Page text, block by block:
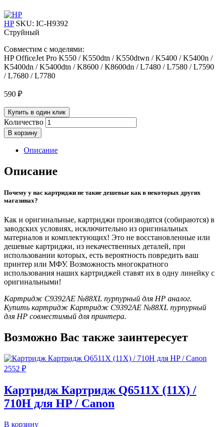
HP SKU: IC-H9392
Струйный
Совместим с моделями:
HP OfficeJet Pro K550 / K550dtn / K550dtwn / K5400 / K5400n /
K5400dn / K5400dtn / K8600 / K8600dn / L7480 / L7580 / L7590
/ L7680 / L7780
590 ₽
Купить в один клик
Количество
В корзину
Описание
Описание
Почему у нас картриджи не такие дешевые как в некоторых других
магазинах?
Как и оригинальные, картриджи производятся (собираются) в
заводских условиях, исключительно из оригинальных
материалов и комплектующих! Это не восстановленные или
дешевые картриджи, из некачественных деталей, при
использовании которых, есть вероятность повредить ваш
принтер или МФУ. Возможность многократного
использования наших картриджей ставят их в одну линейку с
оригинальными!
Картридж C9392AE №88XL пурпурный для HP аналог.
Купить картридж Картридж C9392AE №88XL пурпурный
для HP совместимый для принтера.
Возможно Вас также заинтересует
2552 ₽
Картридж Картридж Q6511X (11X) /
710H для HP / Canon
В корзину